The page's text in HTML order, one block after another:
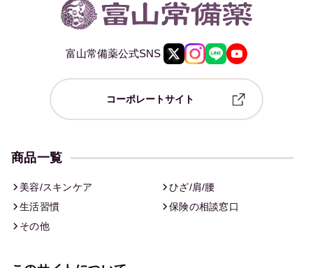
富山常備薬公式SNS
コーポレートサイト
商品一覧
美容/スキンケア
ひざ/肩/腰
生活習慣
保険の相談窓口
その他